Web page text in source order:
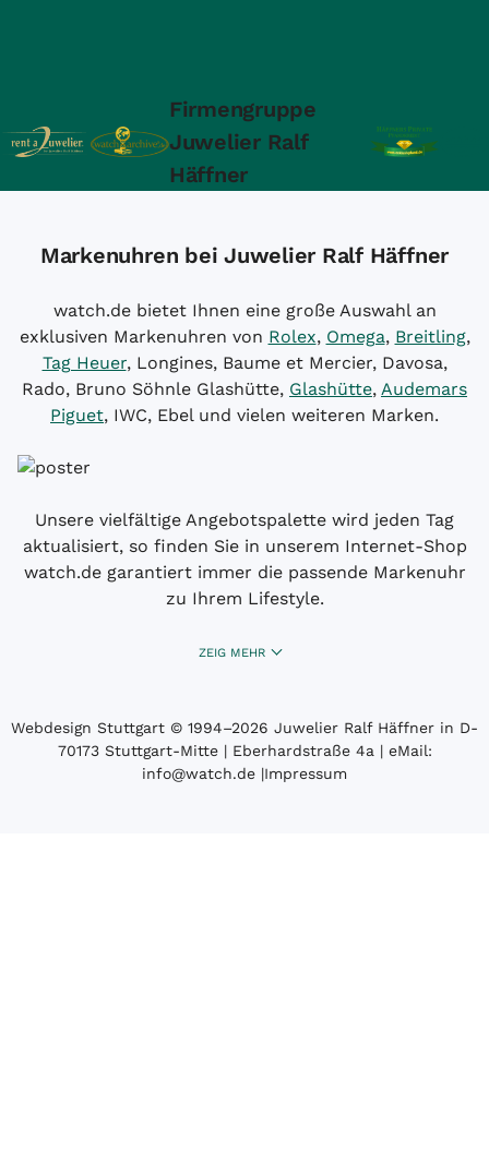
Firmengruppe
Juwelier Ralf
Häffner
Markenuhren bei Juwelier Ralf Häffner
watch.de bietet Ihnen eine große Auswahl an
exklusiven Markenuhren von Rolex, Omega, Breitling,
Tag Heuer, Longines, Baume et Mercier, Davosa,
Rado, Bruno Söhnle Glashütte, Glashütte, Audemars
Piguet, IWC, Ebel und vielen weiteren Marken.
Unsere vielfältige Angebotspalette wird jeden Tag
aktualisiert, so finden Sie in unserem Internet-Shop
watch.de garantiert immer die passende Markenuhr
zu Ihrem Lifestyle.
ZEIG MEHR
Webdesign Stuttgart © 1994­–2026 Juwelier Ralf Häffner in D-
70173 Stuttgart-Mitte | Eberhardstraße 4a | eMail:
info@watch.de |Impressum